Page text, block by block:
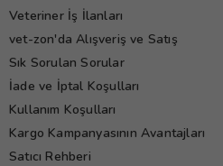
Veteriner İş İlanları
vet-zon'da Alışveriş ve Satış
Sık Sorulan Sorular
İade ve İptal Koşulları
Kullanım Koşulları
Kargo Kampanyasının Avantajları
Satıcı Rehberi